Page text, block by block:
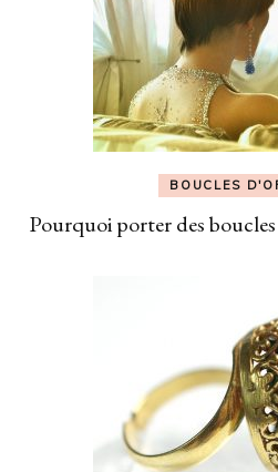
BOUCLES
Pourquoi porter des boucles